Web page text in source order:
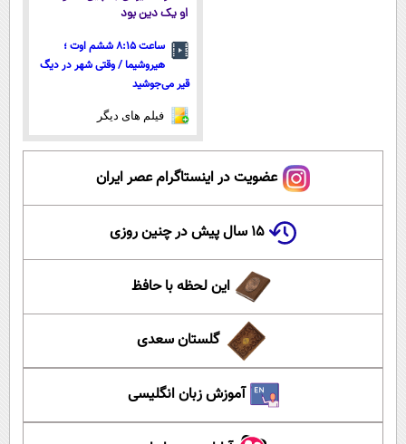
او یک دین بود
ساعت ۸:۱۵ ششم اوت ؛
هیروشیما / وقتی شهر در دیگ
قیر می‌جوشید
فیلم های دیگر
عضویت در اینستاگرام عصر ایران
۱۵ سال پیش در چنین روزی
این لحظه با حافظ
گلستان سعدی
آموزش زبان انگلیسی